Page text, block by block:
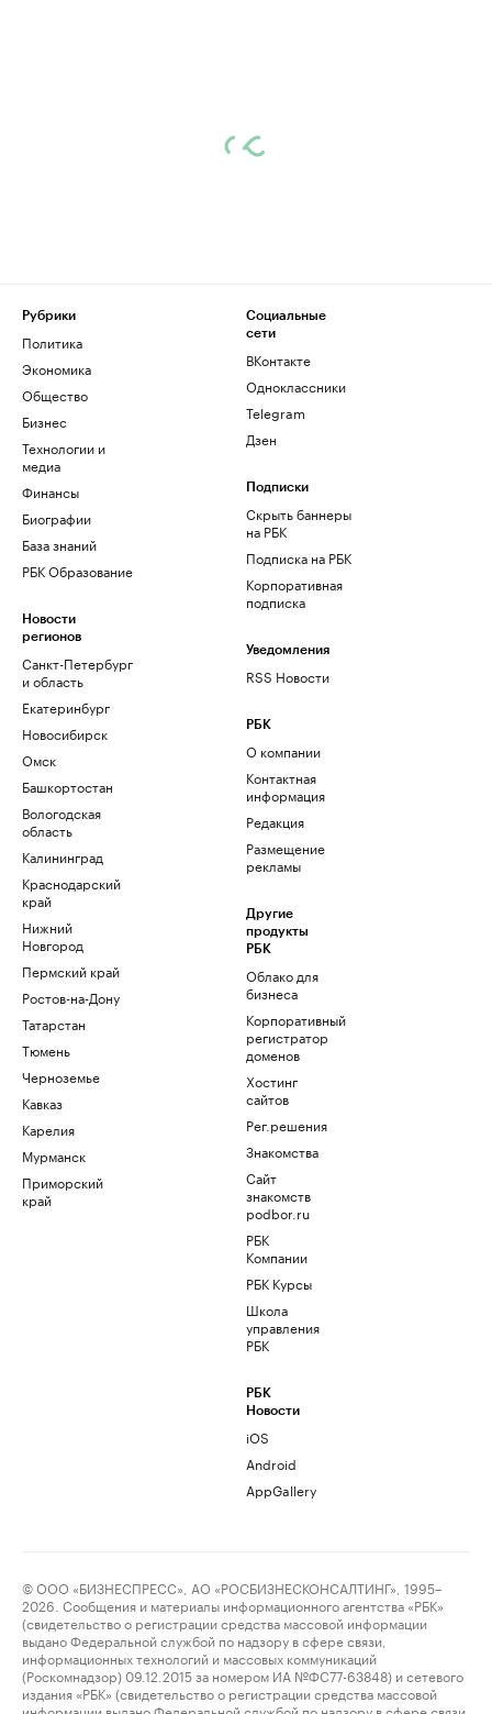
Рубрики
Политика
Экономика
Общество
Бизнес
Технологии и
медиа
Финансы
Биографии
База знаний
РБК Образование
Новости
регионов
Санкт-Петербург
и область
Екатеринбург
Новосибирск
Омск
Башкортостан
Вологодская
область
Калининград
Краснодарский
край
Нижний
Новгород
Пермский край
Ростов-на-Дону
Татарстан
Тюмень
Черноземье
Кавказ
Карелия
Мурманск
Приморский
край
Социальные
сети
ВКонтакте
Одноклассники
Telegram
Дзен
Подписки
Скрыть баннеры
на РБК
Подписка на РБК
Корпоративная
подписка
Уведомления
RSS Новости
РБК
О компании
Контактная
информация
Редакция
Размещение
рекламы
Другие
продукты
РБК
Облако для
бизнеса
Корпоративный
регистратор
доменов
Хостинг
сайтов
Рег.решения
Знакомства
Сайт
знакомств
podbor.ru
РБК
Компании
РБК Курсы
Школа
управления
РБК
РБК
Новости
iOS
Android
AppGallery
© ООО «БИЗНЕСПРЕСС», АО «РОСБИЗНЕСКОНСАЛТИНГ», 1995–
2026. Сообщения и материалы информационного агентства «РБК»
(свидетельство о регистрации средства массовой информации
выдано Федеральной службой по надзору в сфере связи,
информационных технологий и массовых коммуникаций
(Роскомнадзор) 09.12.2015 за номером ИА №ФС77-63848) и сетевого
издания «РБК» (свидетельство о регистрации средства массовой